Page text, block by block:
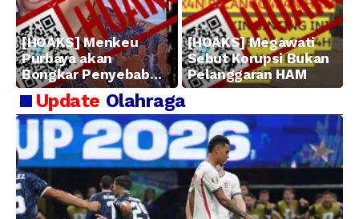
[HOAKS] Menkeu
Purbaya akan
Bongkar Penyebab
Kerugian BUMN
[HOAKS] Megawati
Sebut Korupsi Bukan
Pelanggaran HAM
Update Olahraga